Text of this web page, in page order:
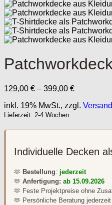
129,00 € – 399,00 €
bis
inkl. 19% MwSt., zzgl. Versand
Lieferzeit: 2-4 Wochen
Individuelle Decken
🫶 Bestellung: jederzeit
🫶 Anfertigung: ab 15.09.2026
🫶 Feste Projektpreise ohne
🫶 Persönliche Beratung